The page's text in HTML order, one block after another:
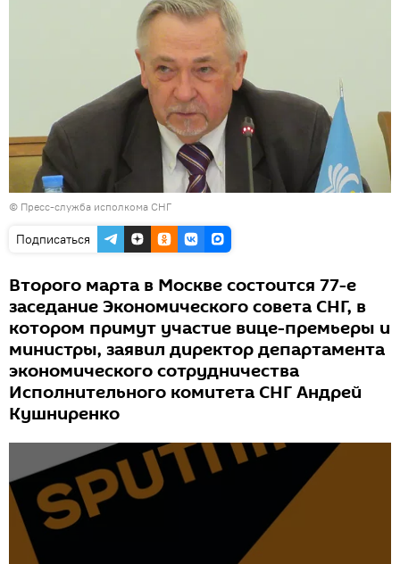
© Пресс-служба исполкома СНГ
Подписаться
Второго марта в Москве состоится 77-е
заседание Экономического совета СНГ, в
котором примут участие вице-премьеры и
министры, заявил директор департамента
экономического сотрудничества
Исполнительного комитета СНГ Андрей
Кушниренко